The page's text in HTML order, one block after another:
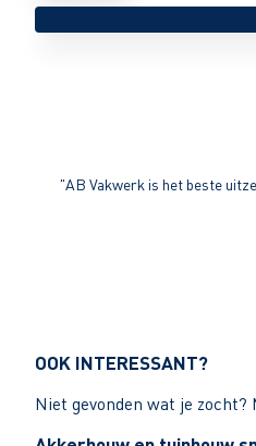
"AB Vakwerk is het beste
OOK INTERESSANT?
Niet gevonden wat je